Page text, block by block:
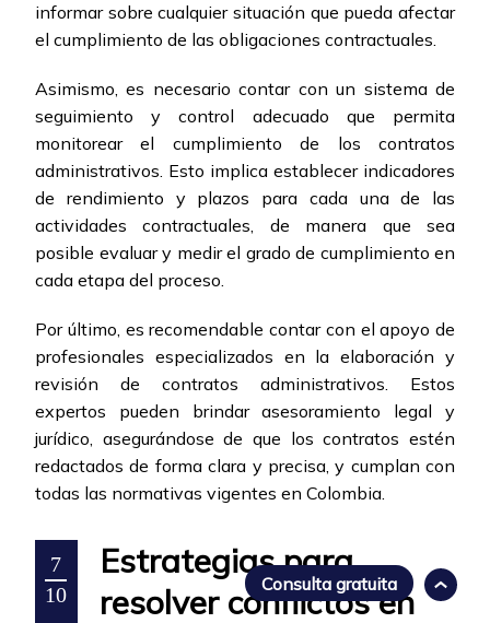
informar sobre cualquier situación que pueda afectar
el cumplimiento de las obligaciones contractuales.
Asimismo, es necesario contar con un sistema de
seguimiento y control adecuado que permita
monitorear el cumplimiento de los contratos
administrativos. Esto implica establecer indicadores
de rendimiento y plazos para cada una de las
actividades contractuales, de manera que sea
posible evaluar y medir el grado de cumplimiento en
cada etapa del proceso.
Por último, es recomendable contar con el apoyo de
profesionales especializados en la elaboración y
revisión de contratos administrativos. Estos
expertos pueden brindar asesoramiento legal y
jurídico, asegurándose de que los contratos estén
redactados de forma clara y precisa, y cumplan con
todas las normativas vigentes en Colombia.
7
10
Estrategias para
resolver conflictos en
Consulta gratuita